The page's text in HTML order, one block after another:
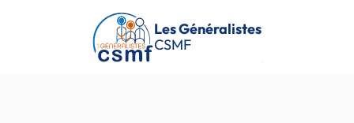
Passer au contenu principal
Les Généralistes
CSMF